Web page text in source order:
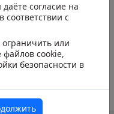
согласие на
с
или
файлов cookie,
безопасности в